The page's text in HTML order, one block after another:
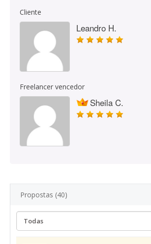
Cliente
Leandro H.
Freelancer vencedor
Sheila C.
Propostas (40)